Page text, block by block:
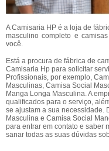
A Camisaria HP é a loja de
masculino completo e
você.
Está a procura de fábrica de
Camisaria Hp para solicitar
Profissionais, por exemplo,
Masculinas, Camisa Social
Manga Longa Masculina. A
qualificados para o serviço,
se ajustam a sua necessidade.
Masculina e Camisa Social
para entrar em contato e saber
sanar todas as suas dúvidas